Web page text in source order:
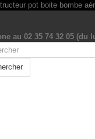
au 02 35 74 32 05 (du